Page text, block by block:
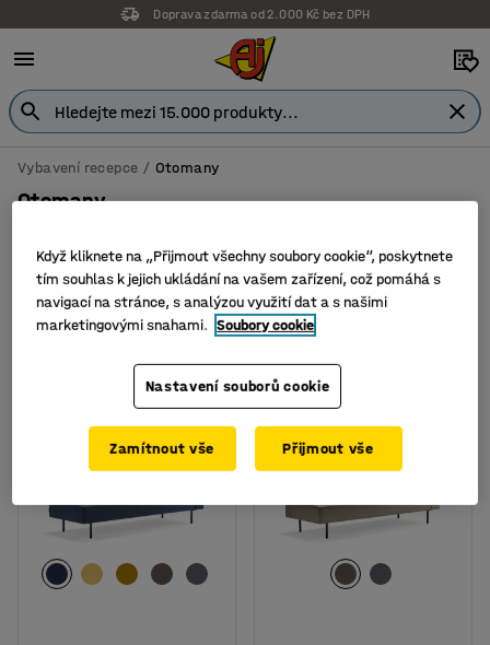
Doprava zdarma od 2.000 Kč bez DPH
Vybavení recepce Otomany
Otomany
Filtr Seřadit
Když kliknete na „Přijmout všechny soubory cookie“, poskytnete
tím souhlas k jejich ukládání na vašem zařízení, což pomáhá s
navigací na stránce, s analýzou využití dat a s našimi
marketingovými snahami. Soubory cookie
Nastavení souborů cookie
Zamítnout vše Přijmout vše